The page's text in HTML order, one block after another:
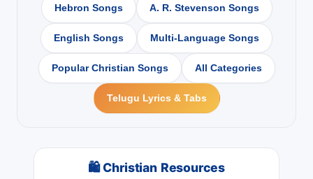
Hebron Songs A. R. Stevenson Songs
English Songs Multi-Language Songs
Popular Christian Songs All Categories
Telugu Lyrics & Tabs
🛍 Christian Resources